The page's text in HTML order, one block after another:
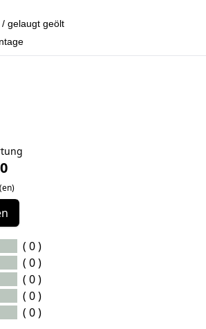
gelaugt geölt
0
( 0 )
( 0 )
( 0 )
( 0 )
( 0 )